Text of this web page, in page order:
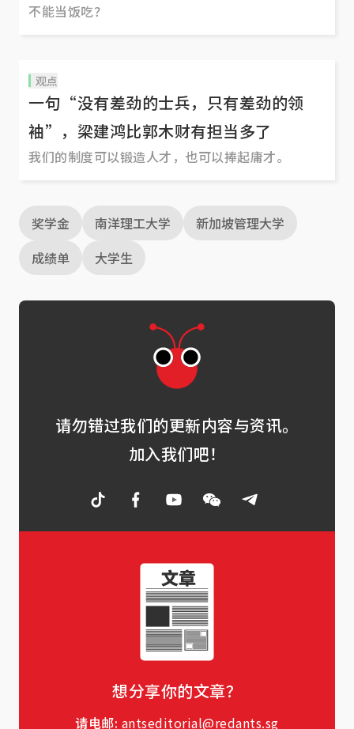
不能当饭吃？
观点
一句“没有差劲的士兵，只有差劲的领
袖”，梁建鸿比郭木财有担当多了
我们的制度可以锻造人才，也可以捧起庸才。
奖学金 南洋理工大学
新加坡管理大学
成绩单
大学生
请勿错过我们的更新内容与资讯。
加入我们吧！
想分享你的文章？
请电邮: antseditorial@redants.sg